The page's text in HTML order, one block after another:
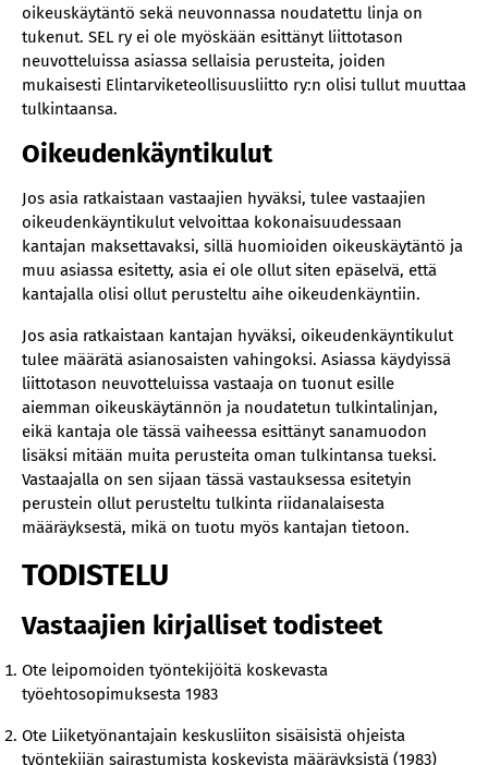
oikeuskäytäntö sekä neuvonnassa noudatettu linja on
tukenut. SEL ry ei ole myöskään esittänyt liittotason
neuvotteluissa asiassa sellaisia perusteita, joiden
mukaisesti Elintarviketeollisuusliitto ry:n olisi tullut muuttaa
tulkintaansa.
Oikeudenkäyntikulut
Jos asia ratkaistaan vastaajien hyväksi, tulee vastaajien
oikeudenkäyntikulut velvoittaa kokonaisuudessaan
kantajan maksettavaksi, sillä huomioiden oikeuskäytäntö ja
muu asiassa esitetty, asia ei ole ollut siten epäselvä, että
kantajalla olisi ollut perusteltu aihe oikeudenkäyntiin.
Jos asia ratkaistaan kantajan hyväksi, oikeudenkäyntikulut
tulee määrätä asianosaisten vahingoksi. Asiassa käydyissä
liittotason neuvotteluissa vastaaja on tuonut esille
aiemman oikeuskäytännön ja noudatetun tulkintalinjan,
eikä kantaja ole tässä vaiheessa esittänyt sanamuodon
lisäksi mitään muita perusteita oman tulkintansa tueksi.
Vastaajalla on sen sijaan tässä vastauksessa esitetyin
perustein ollut perusteltu tulkinta riidanalaisesta
määräyksestä, mikä on tuotu myös kantajan tietoon.
TODISTELU
Vastaajien kirjalliset todisteet
Ote leipomoiden työntekijöitä koskevasta
työehtosopimuksesta 1983
Ote Liiketyönantajain keskusliiton sisäisistä ohjeista
työntekijän sairastumista koskevista määräyksistä (1983)